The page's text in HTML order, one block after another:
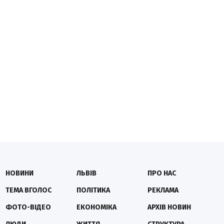
НОВИНИ
ТЕМА ВГОЛОС
ФОТО-ВІДЕО
ЛЬВІВ
ПОЛІТИКА
ЕКОНОМІКА
ПРО НАС
РЕКЛАМА
АРХІВ НОВИН